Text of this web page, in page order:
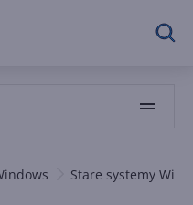
Stare systemy